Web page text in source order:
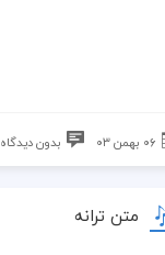
۰۶ بهمن ۰۳ بدون دیدگاه
متن ترانه